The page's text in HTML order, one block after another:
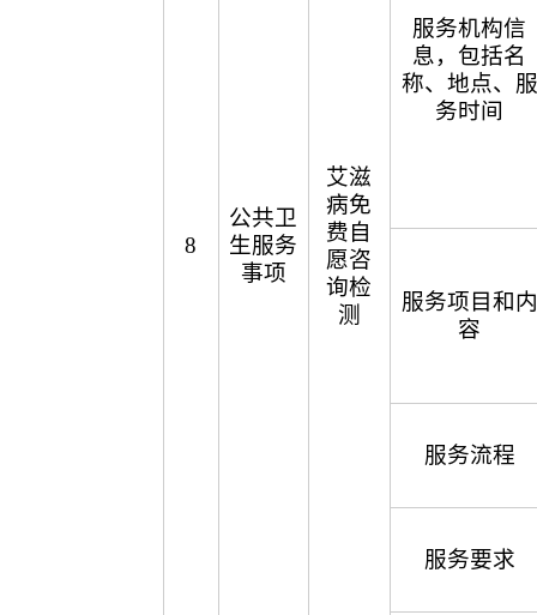
8
公共卫
生服务
事项
艾滋
病免
费自
愿咨
询检
测
服务机构信
息，包括名
称、地点、服
务时间
服务项目和内
容
服务流程
服务要求